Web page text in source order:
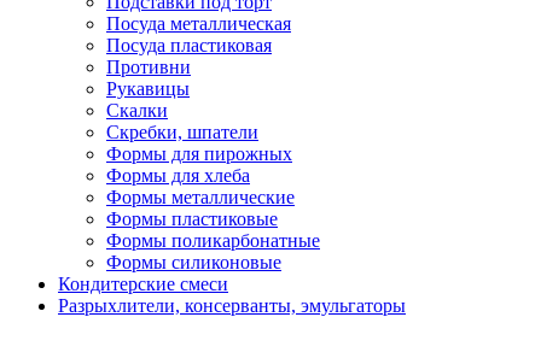
Посуда металлическая
Посуда пластиковая
Противни
Рукавицы
Скалки
Скребки, шпатели
Формы для пирожных
Формы для хлеба
Формы металлические
Формы пластиковые
Формы поликарбонатные
Формы силиконовые
Кондитерские смеси
Разрыхлители, консерванты, эмульгаторы